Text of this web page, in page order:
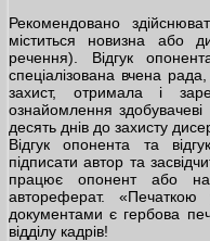
Рекомендовано
міститься новизна або
речення). Відгук
спеціалізована вчена
захист, отримала і
ознайомлення здобувачеві
десять днів до захисту
Відгук опонента та
підписати автор та
працює опонент або
автореферат. «Печаткою
документами є гербова
відділу кадрів!